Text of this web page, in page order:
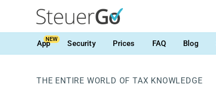
AppNEW Security Prices FAQ Blog
THE ENTIRE WORLD OF TAX KNOWLEDGE